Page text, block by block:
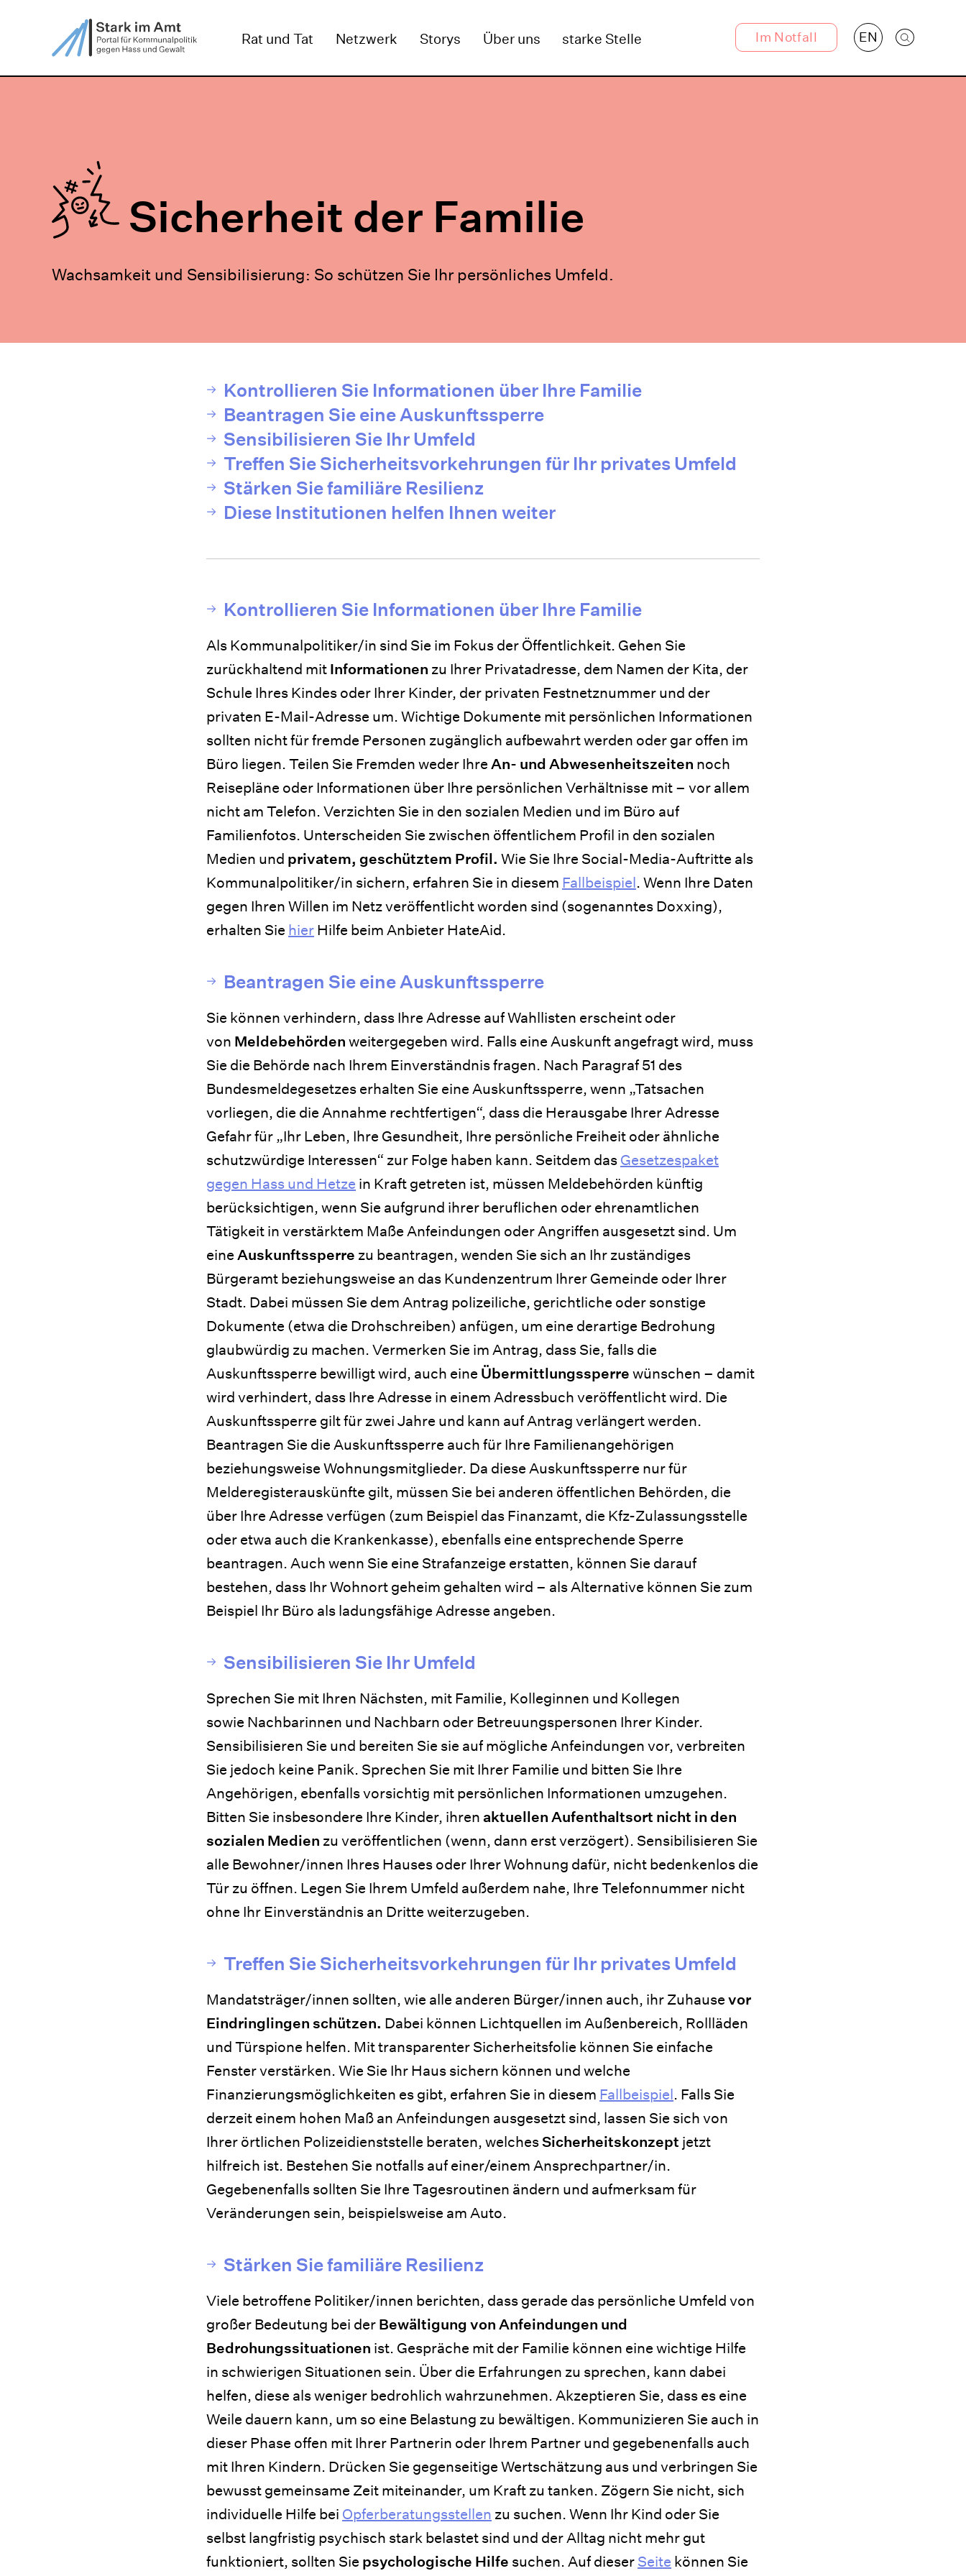
ZUM HAUPTINHALT SPRINGEN
Rat und Tat Netzwerk Storys Über uns starke Stelle Im Notfall EN
Suche
Sicherheit der Familie
Wachsamkeit und Sensibilisierung: So schützen Sie Ihr persönliches Umfeld.
Kontrollieren Sie Informationen über Ihre Familie
Beantragen Sie eine Auskunftssperre
Sensibilisieren Sie Ihr Umfeld
Treffen Sie Sicherheitsvorkehrungen für Ihr privates Umfeld
Stärken Sie familiäre Resilienz
Diese Institutionen helfen Ihnen weiter
Kontrollieren Sie Informationen über Ihre Familie
Als Kommunalpolitiker/in sind Sie im Fokus der Öffentlichkeit. Gehen Sie
zurückhaltend mit Informationen zu Ihrer Privatadresse, dem Namen der Kita, der
Schule Ihres Kindes oder Ihrer Kinder, der privaten Festnetznummer und der
privaten E-Mail-Adresse um. Wichtige Dokumente mit persönlichen Informationen
sollten nicht für fremde Personen zugänglich aufbewahrt werden oder gar offen im
Büro liegen. Teilen Sie Fremden weder Ihre An- und Abwesenheitszeiten noch
Reisepläne oder Informationen über Ihre persönlichen Verhältnisse mit – vor allem
nicht am Telefon. Verzichten Sie in den sozialen Medien und im Büro auf
Familienfotos. Unterscheiden Sie zwischen öffentlichem Profil in den sozialen
Medien und privatem, geschütztem Profil. Wie Sie Ihre Social-Media-Auftritte als
Kommunalpolitiker/in sichern, erfahren Sie in diesem Fallbeispiel. Wenn Ihre Daten
gegen Ihren Willen im Netz veröffentlicht worden sind (sogenanntes Doxxing),
erhalten Sie hier Hilfe beim Anbieter HateAid.
Beantragen Sie eine Auskunftssperre
Sie können verhindern, dass Ihre Adresse auf Wahllisten erscheint oder
von Meldebehörden weitergegeben wird. Falls eine Auskunft angefragt wird, muss
Sie die Behörde nach Ihrem Einverständnis fragen. Nach Paragraf 51 des
Bundesmeldegesetzes erhalten Sie eine Auskunftssperre, wenn „Tatsachen
vorliegen, die die Annahme rechtfertigen“, dass die Herausgabe Ihrer Adresse
Gefahr für „Ihr Leben, Ihre Gesundheit, Ihre persönliche Freiheit oder ähnliche
schutzwürdige Interessen“ zur Folge haben kann. Seitdem das Gesetzespaket
gegen Hass und Hetze in Kraft getreten ist, müssen Meldebehörden künftig
berücksichtigen, wenn Sie aufgrund ihrer beruflichen oder ehrenamtlichen
Tätigkeit in verstärktem Maße Anfeindungen oder Angriffen ausgesetzt sind. Um
eine Auskunftssperre zu beantragen, wenden Sie sich an Ihr zuständiges
Bürgeramt beziehungsweise an das Kundenzentrum Ihrer Gemeinde oder Ihrer
Stadt. Dabei müssen Sie dem Antrag polizeiliche, gerichtliche oder sonstige
Dokumente (etwa die Drohschreiben) anfügen, um eine derartige Bedrohung
glaubwürdig zu machen. Vermerken Sie im Antrag, dass Sie, falls die
Auskunftssperre bewilligt wird, auch eine Übermittlungssperre wünschen – damit
wird verhindert, dass Ihre Adresse in einem Adressbuch veröffentlicht wird. Die
Auskunftssperre gilt für zwei Jahre und kann auf Antrag verlängert werden.
Beantragen Sie die Auskunftssperre auch für Ihre Familienangehörigen
beziehungsweise Wohnungsmitglieder. Da diese Auskunftssperre nur für
Melderegisterauskünfte gilt, müssen Sie bei anderen öffentlichen Behörden, die
über Ihre Adresse verfügen (zum Beispiel das Finanzamt, die Kfz-Zulassungsstelle
oder etwa auch die Krankenkasse), ebenfalls eine entsprechende Sperre
beantragen. Auch wenn Sie eine Strafanzeige erstatten, können Sie darauf
bestehen, dass Ihr Wohnort geheim gehalten wird – als Alternative können Sie zum
Beispiel Ihr Büro als ladungsfähige Adresse angeben.
Sensibilisieren Sie Ihr Umfeld
Sprechen Sie mit Ihren Nächsten, mit Familie, Kolleginnen und Kollegen
sowie Nachbarinnen und Nachbarn oder Betreuungspersonen Ihrer Kinder.
Sensibilisieren Sie und bereiten Sie sie auf mögliche Anfeindungen vor, verbreiten
Sie jedoch keine Panik. Sprechen Sie mit Ihrer Familie und bitten Sie Ihre
Angehörigen, ebenfalls vorsichtig mit persönlichen Informationen umzugehen.
Bitten Sie insbesondere Ihre Kinder, ihren aktuellen Aufenthaltsort nicht in den
sozialen Medien zu veröffentlichen (wenn, dann erst verzögert). Sensibilisieren Sie
alle Bewohner/innen Ihres Hauses oder Ihrer Wohnung dafür, nicht bedenkenlos die
Tür zu öffnen. Legen Sie Ihrem Umfeld außerdem nahe, Ihre Telefonnummer nicht
ohne Ihr Einverständnis an Dritte weiterzugeben.
Treffen Sie Sicherheitsvorkehrungen für Ihr privates Umfeld
Mandatsträger/innen sollten, wie alle anderen Bürger/innen auch, ihr Zuhause vor
Eindringlingen schützen. Dabei können Lichtquellen im Außenbereich, Rollläden
und Türspione helfen. Mit transparenter Sicherheitsfolie können Sie einfache
Fenster verstärken. Wie Sie Ihr Haus sichern können und welche
Finanzierungsmöglichkeiten es gibt, erfahren Sie in diesem Fallbeispiel. Falls Sie
derzeit einem hohen Maß an Anfeindungen ausgesetzt sind, lassen Sie sich von
Ihrer örtlichen Polizeidienststelle beraten, welchesSicherheitskonzept jetzt
hilfreich ist. Bestehen Sie notfalls auf einer/einem Ansprechpartner/in.
Gegebenenfalls sollten Sie Ihre Tagesroutinen ändern und aufmerksam für
Veränderungen sein, beispielsweise am Auto.
Stärken Sie familiäre Resilienz
Viele betroffene Politiker/innen berichten, dass gerade das persönliche Umfeld von
großer Bedeutung bei der Bewältigung von Anfeindungen und
Bedrohungssituationen ist. Gespräche mit der Familie können eine wichtige Hilfe
in schwierigen Situationen sein. Über die Erfahrungen zu sprechen, kann dabei
helfen, diese als weniger bedrohlich wahrzunehmen. Akzeptieren Sie, dass es eine
Weile dauern kann, um so eine Belastung zu bewältigen. Kommunizieren Sie auch in
dieser Phase offen mit Ihrer Partnerin oder Ihrem Partner und gegebenenfalls auch
mit Ihren Kindern. Drücken Sie gegenseitige Wertschätzung aus und verbringen Sie
bewusst gemeinsame Zeit miteinander, um Kraft zu tanken. Zögern Sie nicht, sich
individuelle Hilfe bei Opferberatungsstellen zu suchen. Wenn Ihr Kind oder Sie
selbst langfristig psychisch stark belastet sind und der Alltag nicht mehr gut
funktioniert, sollten Sie psychologische Hilfe suchen. Auf dieser Seite können Sie